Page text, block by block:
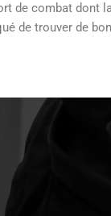
de combat dont
de trouver de